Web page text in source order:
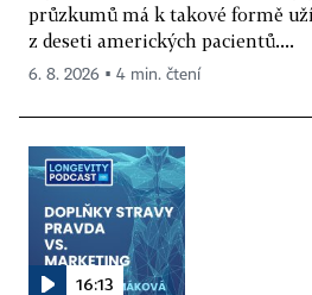
průzkumů má k takové formě
z deseti amerických pacientů....
6. 8. 2026 ▪ 4 min. čtení
16:13